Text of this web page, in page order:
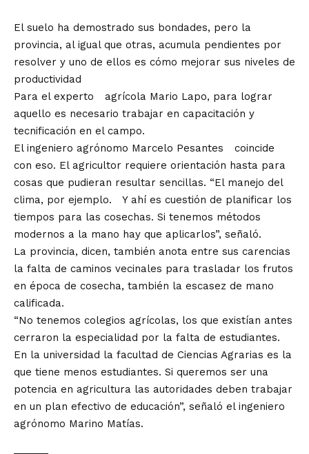
El suelo ha demostrado sus bondades, pero la
provincia, al igual que otras, acumula pendientes por
resolver y uno de ellos es cómo mejorar sus niveles de
productividad
Para el experto agrícola Mario Lapo, para lograr
aquello es necesario trabajar en capacitación y
tecnificación en el campo.
El ingeniero agrónomo Marcelo Pesantes coincide
con eso. El agricultor requiere orientación hasta para
cosas que pudieran resultar sencillas. “El manejo del
clima, por ejemplo. Y ahí es cuestión de planificar los
tiempos para las cosechas. Si tenemos métodos
modernos a la mano hay que aplicarlos”, señaló.
La provincia, dicen, también anota entre sus carencias
la falta de caminos vecinales para trasladar los frutos
en época de cosecha, también la escasez de mano
calificada.
“No tenemos colegios agrícolas, los que existían antes
cerraron la especialidad por la falta de estudiantes.
En la universidad la facultad de Ciencias Agrarias es la
que tiene menos estudiantes. Si queremos ser una
potencia en agricultura las autoridades deben trabajar
en un plan efectivo de educación”, señaló el ingeniero
agrónomo Marino Matías.